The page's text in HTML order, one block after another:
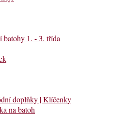
1. - 3. třída
doplňky | Klíčenky
na batoh